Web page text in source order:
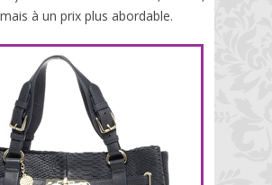
à un prix plus abordable.